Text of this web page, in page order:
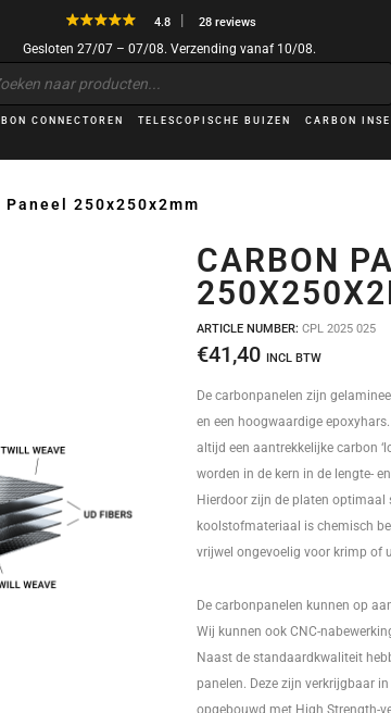
4.8 28 reviews
Gesloten 27/07 – 07/08. Verzending vanaf 10/08.
CONNECTOREN TELESCOPISCHE BUIZEN CARBON
Paneel 250x250x2mm
CARBON
ARTICLE NUMBER: CPL 2025 025
€41,40 INCL BTW
De carbonpanelen zijn
en een hoogwaardige
altijd een aantrekkelijke carbon
worden in de kern in de lengte-
Hierdoor zijn de platen optimaal
koolstofmateriaal is chemisch
vrijwel ongevoelig voor krimp of
De carbonpanelen kunnen op
Wij kunnen ook CNC-
Naast de standaardkwaliteit
panelen. Deze zijn verkrijgbaar